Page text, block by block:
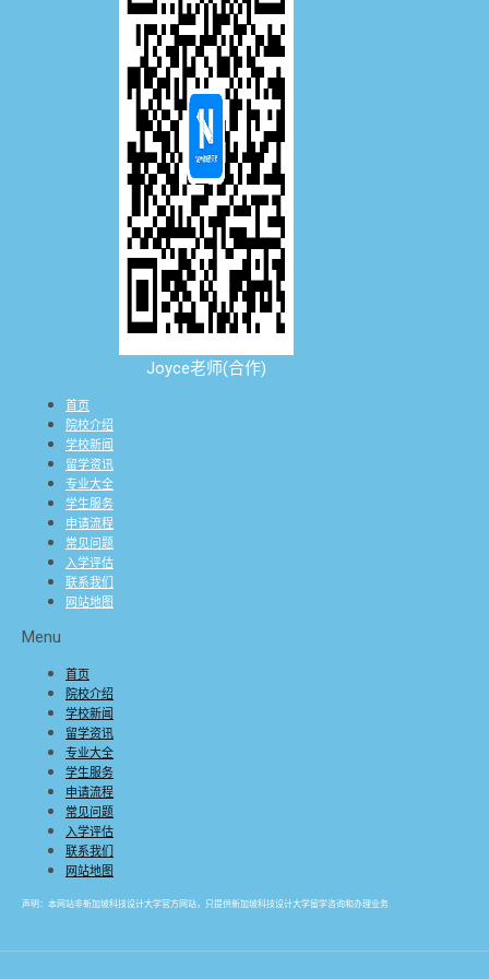
Joyce老师(合作)
首页
院校介绍
学校新闻
留学资讯
专业大全
学生服务
申请流程
常见问题
入学评估
联系我们
网站地图
Menu
首页
院校介绍
学校新闻
留学资讯
专业大全
学生服务
申请流程
常见问题
入学评估
联系我们
网站地图
声明：本网站非新加坡科技设计大学官方网站，只提供新加坡科技设计大学留学咨询和办理业务.